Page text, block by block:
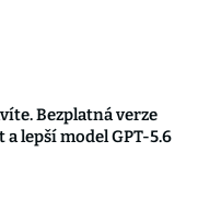
Bezplatná verze
lepší model GPT-5.6